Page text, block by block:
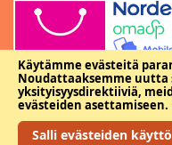
Käytämme evästeitä
Noudattaaksemme uutta
yksityisyysdirektiiviä,
evästeiden asettamiseen.
Salli evästeiden käyttö
Copyright ©